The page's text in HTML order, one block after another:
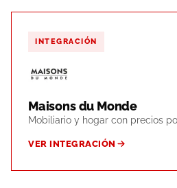
INTEGRACIÓN
Maisons du Monde
Mobiliario y hogar con precios
VER INTEGRACIÓN